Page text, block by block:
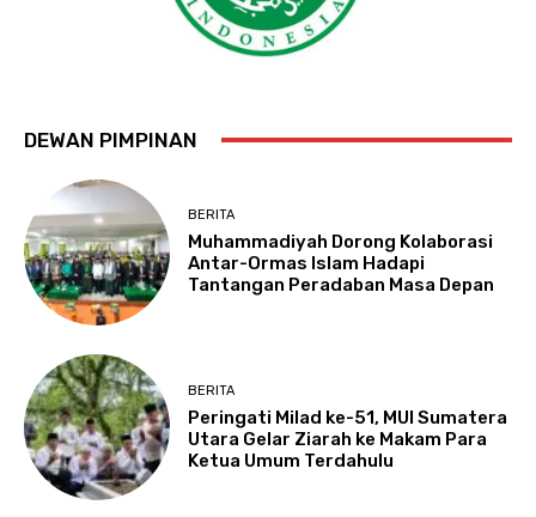
DEWAN PIMPINAN
BERITA
Muhammadiyah Dorong Kolaborasi
Antar-Ormas Islam Hadapi
Tantangan Peradaban Masa Depan
BERITA
Peringati Milad ke-51, MUI Sumatera
Utara Gelar Ziarah ke Makam Para
Ketua Umum Terdahulu